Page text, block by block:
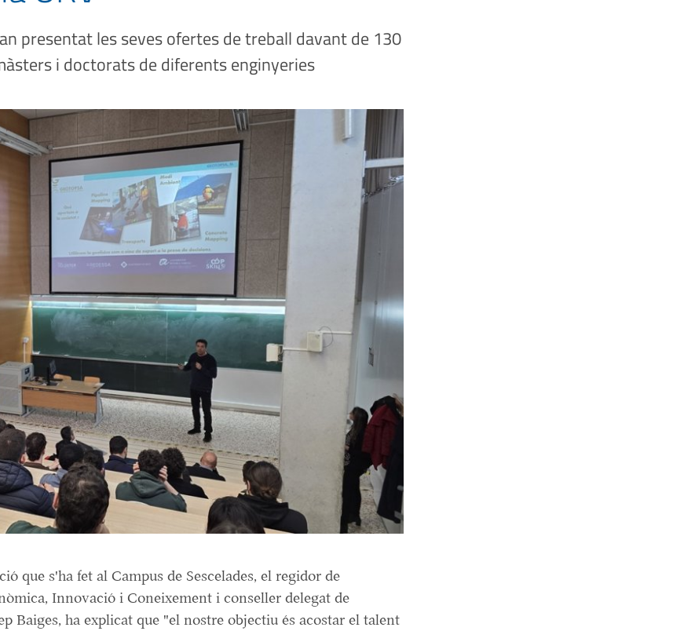
presentat les seves ofertes de treball davant de 130
i doctorats de diferents enginyeries
que s'ha fet al Campus de Sescelades, el regidor de
Innovació i Coneixement i conseller delegat de
Baiges, ha explicat que "el nostre objectiu és acostar el talent